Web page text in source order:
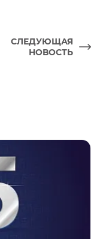
СЛЕДУЮЩАЯ
НОВОСТЬ